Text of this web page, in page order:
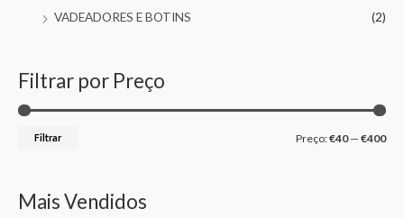
VADEADORES E BOTINS
(2)
Filtrar por Preço
Filtrar Preço:€40— €400
Mais Vendidos